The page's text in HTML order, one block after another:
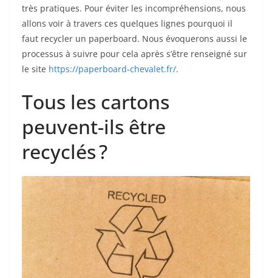
très pratiques. Pour éviter les incompréhensions, nous
allons voir à travers ces quelques lignes pourquoi il
faut recycler un paperboard. Nous évoquerons aussi le
processus à suivre pour cela après s’être renseigné sur
le site https://paperboard-chevalet.fr/.
Tous les cartons
peuvent-ils être
recyclés ?